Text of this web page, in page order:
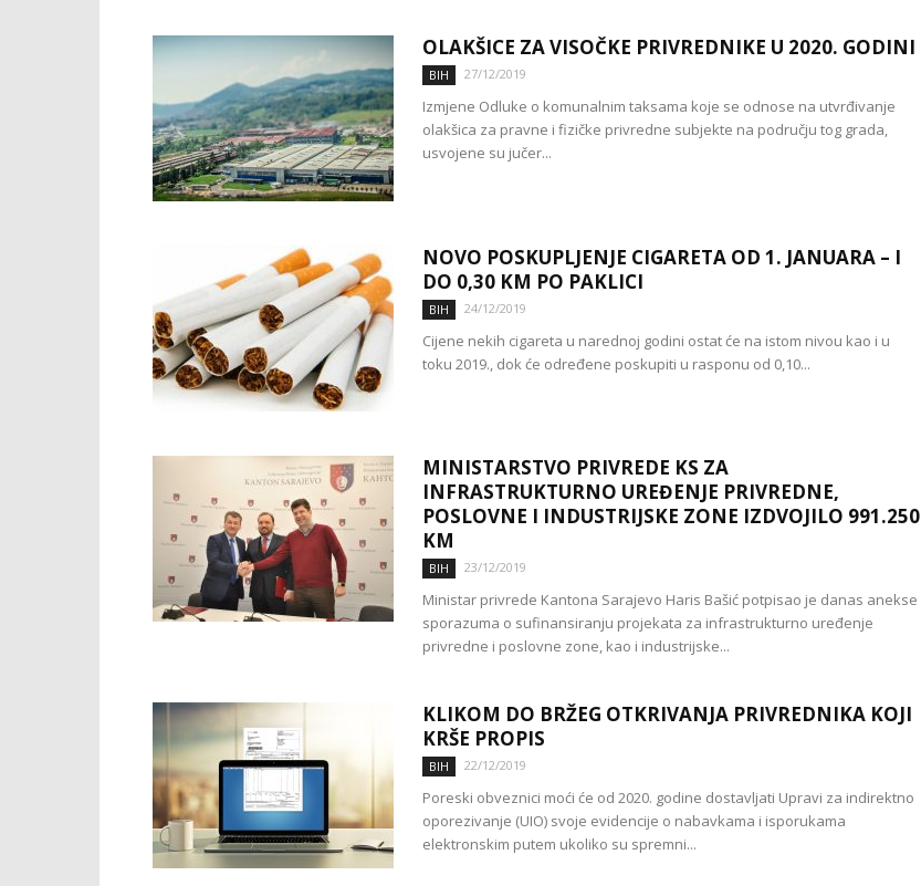
OLAKŠICE ZA VISOČKE PRIVREDNIKE U 2020. GODINI
BIH 27/12/2019
Izmjene Odluke o komunalnim taksama koje se odnose na utvrđivanje
olakšica za pravne i fizičke privredne subjekte na području tog grada,
usvojene su jučer...
NOVO POSKUPLJENJE CIGARETA OD 1. JANUARA – I
DO 0,30 KM PO PAKLICI
BIH 24/12/2019
Cijene nekih cigareta u narednoj godini ostat će na istom nivou kao i u
toku 2019., dok će određene poskupiti u rasponu od 0,10...
MINISTARSTVO PRIVREDE KS ZA
INFRASTRUKTURNO UREĐENJE PRIVREDNE,
POSLOVNE I INDUSTRIJSKE ZONE IZDVOJILO 991.250
KM
BIH 23/12/2019
Ministar privrede Kantona Sarajevo Haris Bašić potpisao je danas anekse
sporazuma o sufinansiranju projekata za infrastrukturno uređenje
privredne i poslovne zone, kao i industrijske...
KLIKOM DO BRŽEG OTKRIVANJA PRIVREDNIKA KOJI
KRŠE PROPIS
BIH 22/12/2019
Poreski obveznici moći će od 2020. godine dostavljati Upravi za indirektno
oporezivanje (UIO) svoje evidencije o nabavkama i isporukama
elektronskim putem ukoliko su spremni...